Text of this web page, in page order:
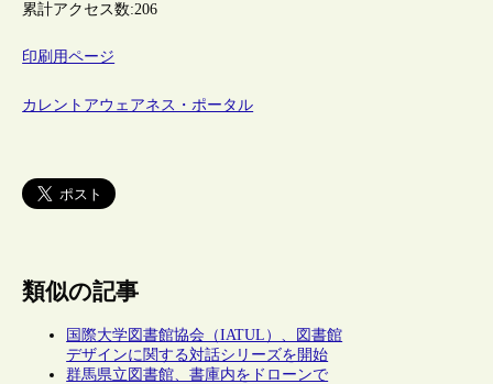
累計アクセス数:206
印刷用ページ
カレントアウェアネス・ポータル
類似の記事
国際大学図書館協会（IATUL）、図書館
デザインに関する対話シリーズを開始
群馬県立図書館、書庫内をドローンで